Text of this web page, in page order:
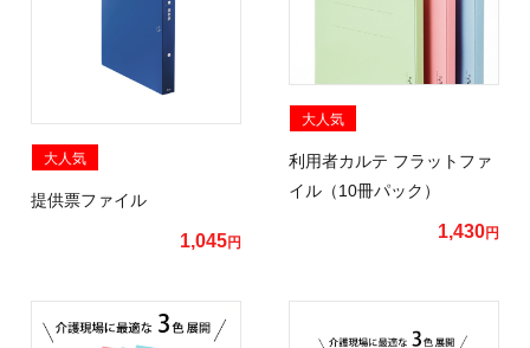
大人気
提供票ファイル
1,045円
大人気
利用者カルテ フラットファ
イル（10冊パック）
1,430円